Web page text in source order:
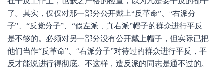
了。其实，仅仅对那一部分公开戴上“反革命”、“右派分
子”、“反党分子”、“假左派，真右派”帽子的群众进行平反
是不够的。必须对另一部分没有公开戴上帽子，但实际已把
他们当作“反革命”、“右派分子”对待过的群众进行平反，平
反才能说进行得彻底。不这样，造反派的同志是通不过的。